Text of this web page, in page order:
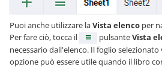
Puoi anche utilizzare laVista elenco per
Per fare ciò, tocca il
pulsanteVista
necessario dall'elenco. Il foglio
opzione può essere utile quando il libro